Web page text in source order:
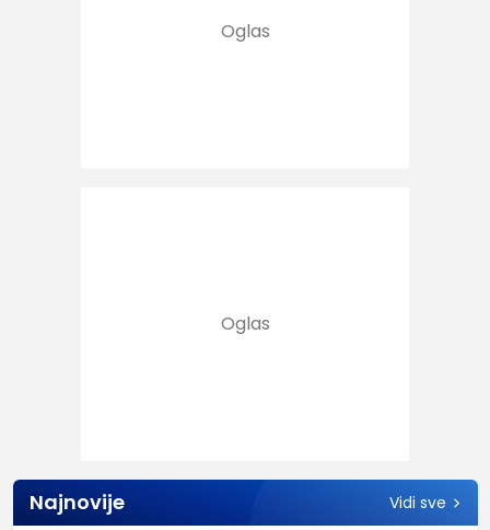
Najnovije Vidi sve